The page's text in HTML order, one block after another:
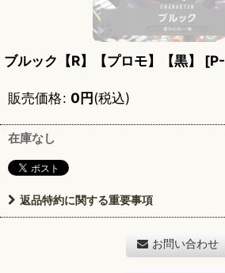
ブルック【R】【プロモ】【黒】 [
販売価格: 0円(税込)
在庫なし
返品特約に関する重要事項
お問い合わせ